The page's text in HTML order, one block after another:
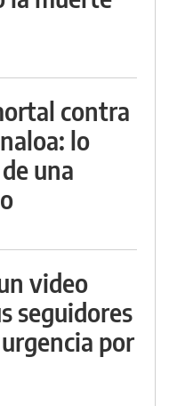
contra
lo
una
video
seguidores
por